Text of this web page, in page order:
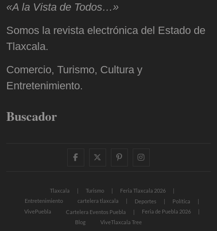
«A la Vista de Todos…»
Somos la revista electrónica del Estado de
Tlaxcala.
Comercio, Turismo, Cultura y
Entretenimiento.
Buscador
facebooktwitter
pinterestinstagram
Tlaxcala Turismo
Feria Tlaxcala 2026
Entretenimiento
cartelera tlaxcala Deportes
Política
VivePuebla
Cartelera Eventos Puebla
Feria de Puebla 2026
Blog
ViveTlaxcala Tree